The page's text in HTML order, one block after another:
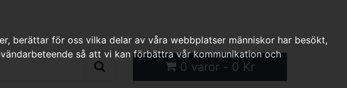
0 varor - 0 Kr
berättar för oss vilka delar av våra webbplatser människor har besökt,
så att vi kan förbättra vår kommunikation och